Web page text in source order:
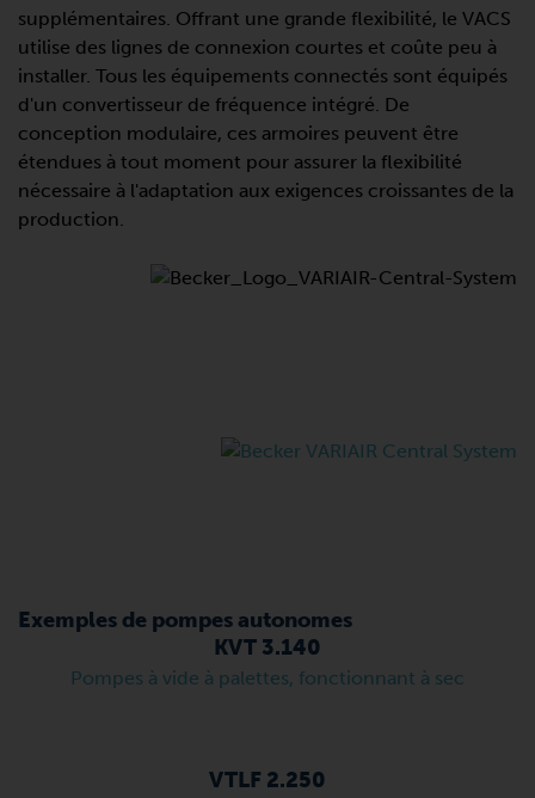
supplémentaires. Offrant une grande flexibilité, le VACS
utilise des lignes de connexion courtes et coûte peu à
installer. Tous les équipements connectés sont équipés
d'un convertisseur de fréquence intégré. De
conception modulaire, ces armoires peuvent être
étendues à tout moment pour assurer la flexibilité
nécessaire à l'adaptation aux exigences croissantes de la
production.
Exemples de pompes autonomes
KVT 3.140
Pompes à vide à palettes, fonctionnant à sec
VTLF 2.250